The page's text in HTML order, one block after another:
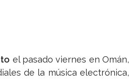
el pasado viernes en Omán,
de la música electrónica,